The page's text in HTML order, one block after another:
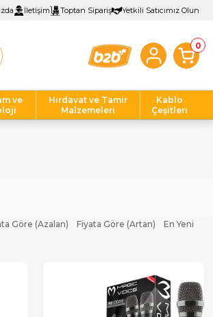
İletişim Toptan Sipariş Yetkili Satıcımız Olun
0
ve
Hırdavat ve Tamir
Malzemeleri
Kablo
Çeşitleri
En Yeni
Fiyata Göre (Artan)
Göre (Azalan)